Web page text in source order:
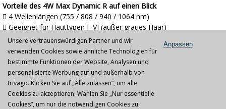
Vorteile des 4W Max Dynamic R auf einen Blick
 4 Wellenlängen (755 / 808 / 940 / 1064 nm)
 Geeignet für Hauttypen I–VI (außer graues Haar)
 KI-unterstützte Haut- und Haaranalyse
 FAC-Technologie für maximale Laserleistung
 360°-Kontaktkühlung für hohen Behandlungskomfort
 1800-W-Laserhandstück mit Touchscreen
 12-Zoll-LCD-Touchdisplay
 Vier austauschbare Spotgrößen
 Kunden- und Bedienermanagementsystem
Unsere vertrauenswürdigen Partner und wir
verwenden Cookies sowie ähnliche Technologien für
bestimmte Funktionen der Website, Analysen und
personalisierte Werbung auf und außerhalb von
trivago. Klicken Sie auf „Alle zulassen“, um alle
Cookies zu akzeptieren. Wählen Sie „Nur essentielle
Cookies“, um nur die notwendigen Cookies zu
Anpassen